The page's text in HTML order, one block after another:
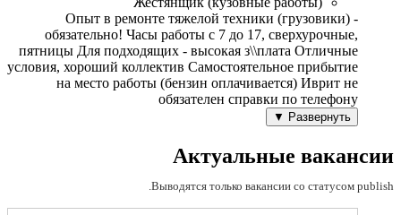
Опыт в ремонте тяжелой техники (грузовики) -
обязательно! Часы работы с 7 до 17, сверхурочные,
пятницы Для подходящих - высокая з\\плата Отличные
условия, хороший коллектив Самостоятельное прибытие
на место работы (бензин оплачивается) Иврит не
обязателен справки по телефону
Развернуть ▼
Актуальные вакансии
Выводятся только вакансии со статусом publish.